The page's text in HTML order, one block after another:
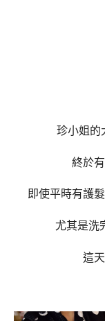
珍小姐的
終於
即使平時有護
尤其是洗
這